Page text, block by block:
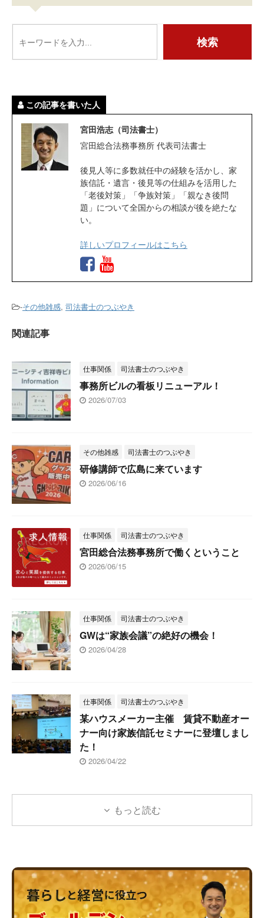
この記事を書いた人
宮田浩志（司法書士）
宮田総合法務事務所 代表司法書士
後見人等に多数就任中の経験を活かし、家
族信託・遺言・後見等の仕組みを活用した
「老後対策」「争族対策」「親なき後問
題」について全国からの相談が後を絶たな
い。
詳しいプロフィールはこちら
-その他雑感, 司法書士のつぶやき
関連記事
仕事関係 司法書士のつぶやき
事務所ビルの看板リニューアル！
2026/07/03
その他雑感 司法書士のつぶやき
研修講師で広島に来ています
2026/06/16
仕事関係 司法書士のつぶやき
宮田総合法務事務所で働くということ
2026/06/15
仕事関係 司法書士のつぶやき
GWは“家族会議”の絶好の機会！
2026/04/28
仕事関係 司法書士のつぶやき
某ハウスメーカー主催 賃貸不動産オー
ナー向け家族信託セミナーに登壇しまし
た！
2026/04/22
もっと読む